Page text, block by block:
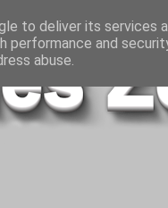
to deliver its services
performance and
abuse.